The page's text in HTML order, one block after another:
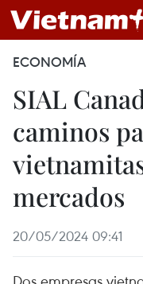
ECONOMÍA
SIAL
caminos
mercados
20/05/2024 09:41